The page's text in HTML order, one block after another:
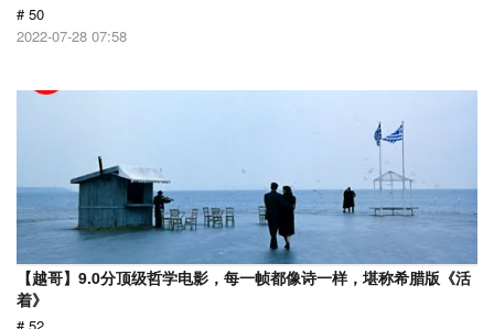
# 50
2022-07-28 07:58
【越哥】9.0分顶级哲学电影，每一帧都像诗一样，堪称希腊版《活
着》